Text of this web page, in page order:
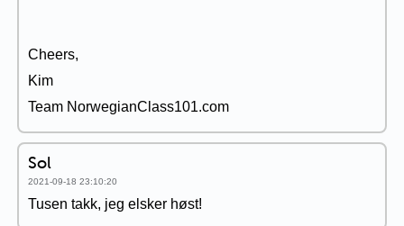
Cheers,
Kim
Team NorwegianClass101.com
Sol
2021-09-18 23:10:20
Tusen takk, jeg elsker høst!